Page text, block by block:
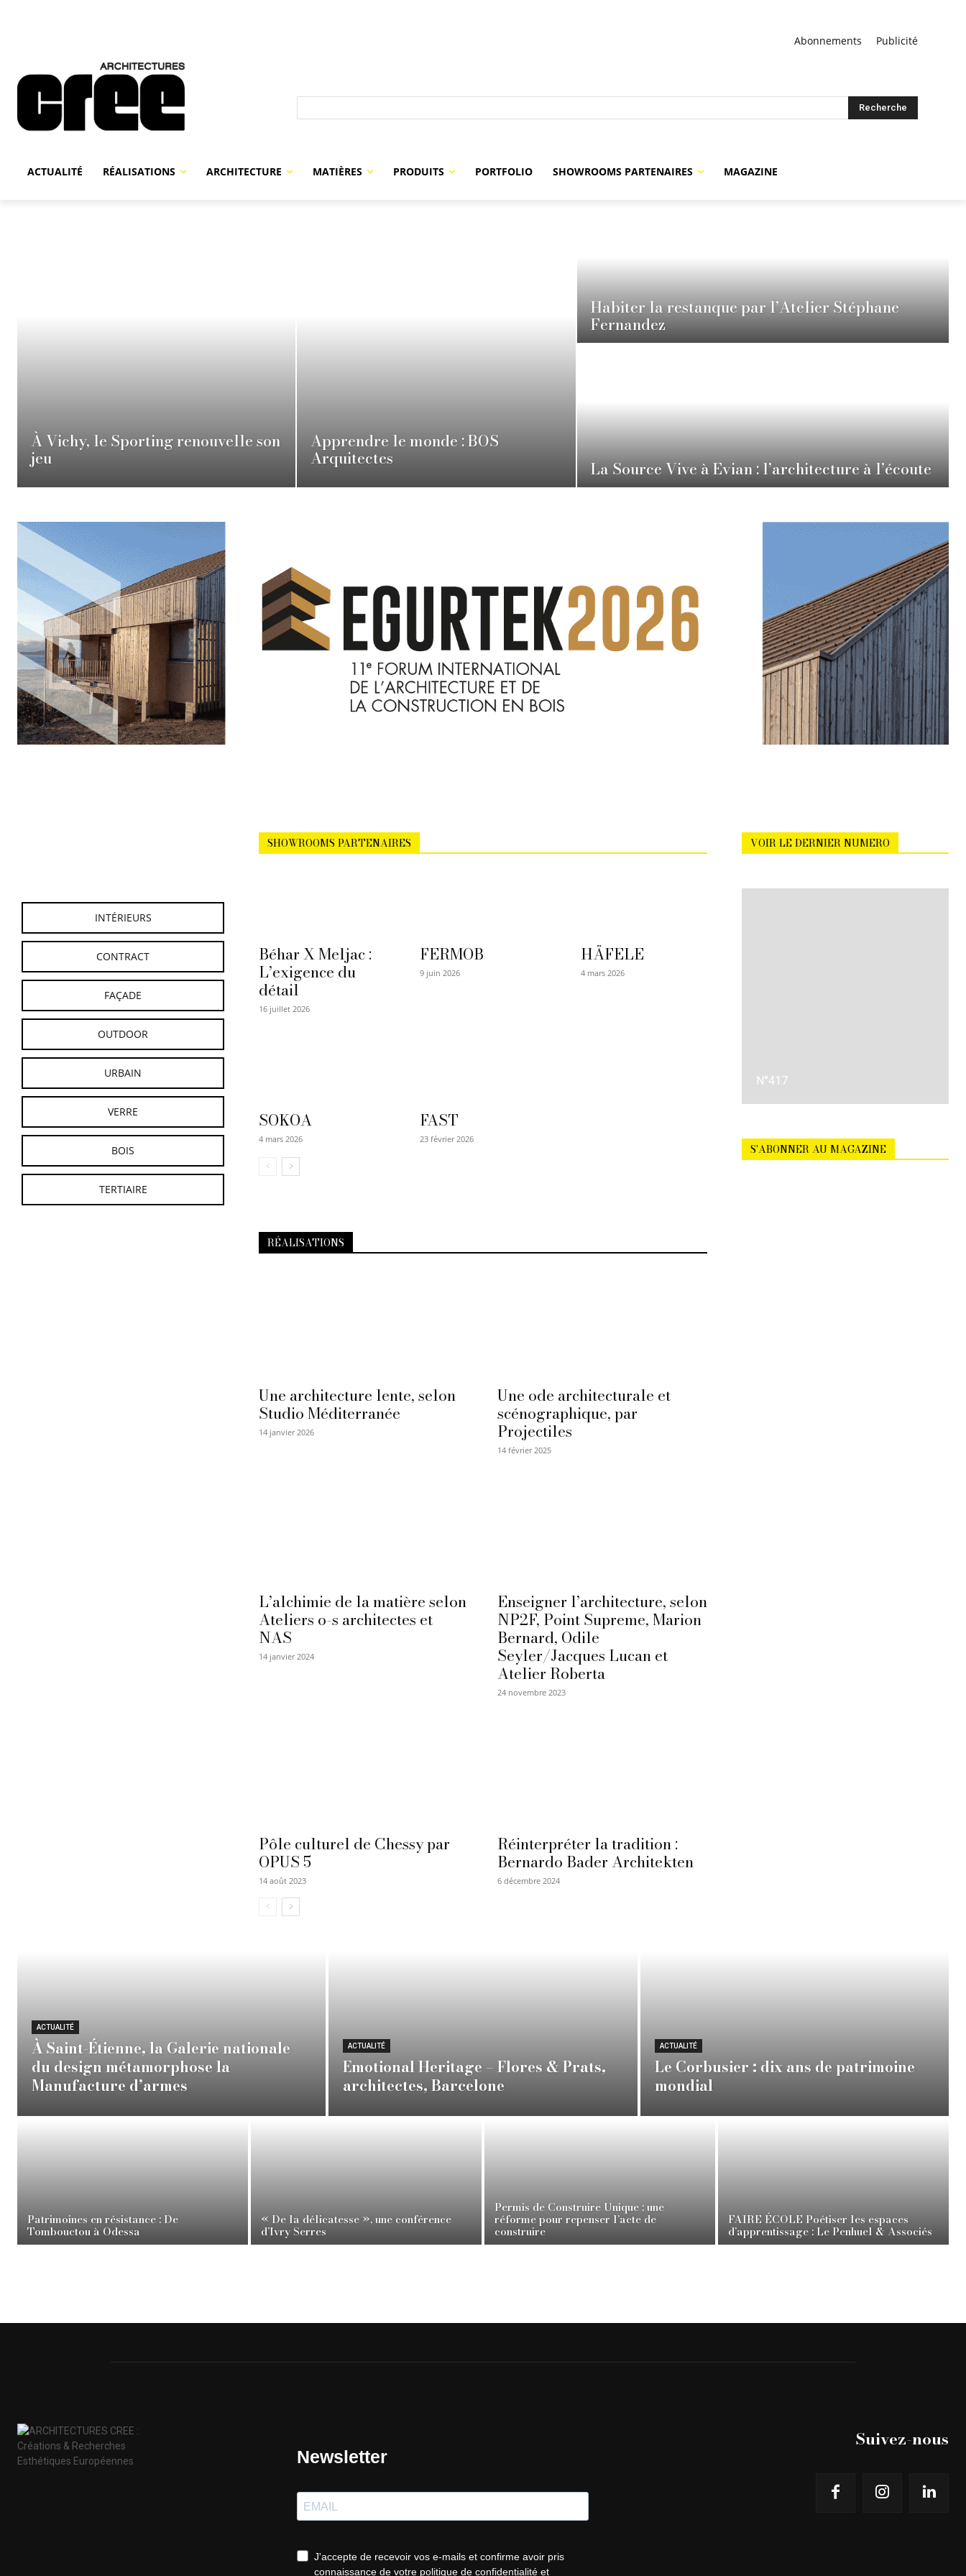
Abonnements Publicité
Recherche
ACTUALITÉ RÉALISATIONS ARCHITECTURE MATIÈRES PRODUITS PORTFOLIO SHOWROOMS PARTENAIRES MAGAZINE
À Vichy, le Sporting renouvelle son
jeu
Apprendre le monde : BOS
Arquitectes
Habiter la restanque par l’Atelier Stéphane
Fernandez
La Source Vive à Evian : l’architecture à l’écoute
INTÉRIEURS
CONTRACT
FAÇADE
OUTDOOR
URBAIN
VERRE
BOIS
TERTIAIRE
SHOWROOMS PARTENAIRES
Béhar X Meljac :
L’exigence du
détail
16 juillet 2026
FERMOB
9 juin 2026
HÄFELE
4 mars 2026
SOKOA
4 mars 2026
FAST
23 février 2026
RÉALISATIONS
Une architecture lente, selon
Studio Méditerranée
14 janvier 2026
Une ode architecturale et
scénographique, par
Projectiles
14 février 2025
L’alchimie de la matière selon
Ateliers o-s architectes et
NAS
14 janvier 2024
Enseigner l’architecture, selon
NP2F, Point Supreme, Marion
Bernard, Odile
Seyler/Jacques Lucan et
Atelier Roberta
24 novembre 2023
Pôle culturel de Chessy par
OPUS 5
14 août 2023
Réinterpréter la tradition :
Bernardo Bader Architekten
6 décembre 2024
VOIR LE DERNIER NUMERO
N°417
S'ABONNER AU MAGAZINE
ACTUALITÉ
À Saint-Étienne, la Galerie nationale
du design métamorphose la
Manufacture d’armes
ACTUALITÉ
Emotional Heritage – Flores & Prats,
architectes, Barcelone
ACTUALITÉ
Le Corbusier : dix ans de patrimoine
mondial
Patrimoines en résistance : De
Tombouctou à Odessa
« De la délicatesse », une conférence
d’Ivry Serres
Permis de Construire Unique : une
réforme pour repenser l’acte de
construire
FAIRE ÉCOLE Poétiser les espaces
d’apprentissage : Le Penhuel & Associés
Suivez-nous